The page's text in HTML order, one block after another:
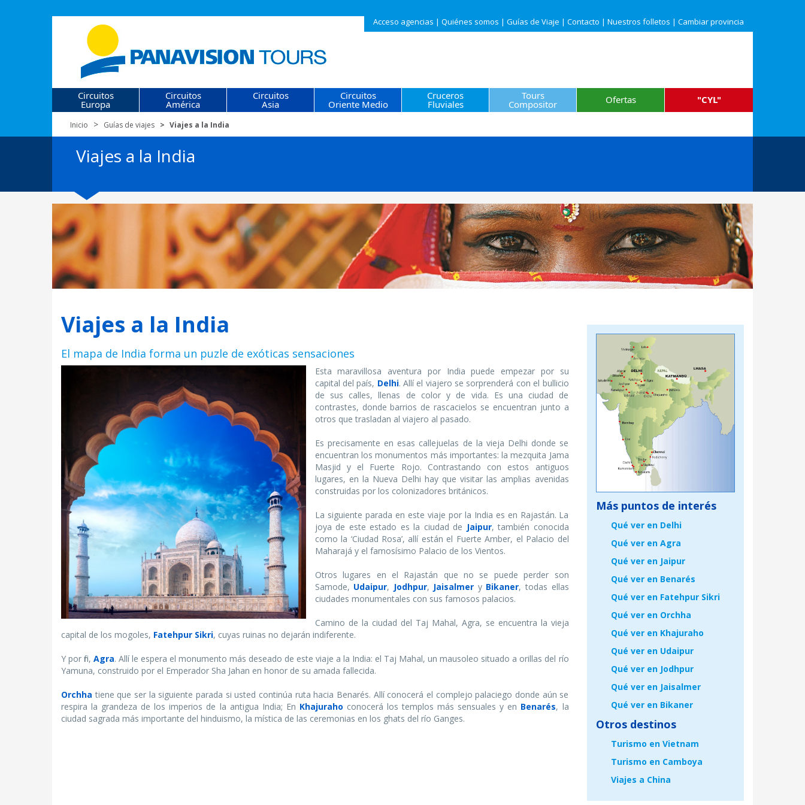
Acceso agencias | Quiénes somos | Guías de Viaje | Contacto | Nuestros folletos | Cambiar provincia
Circuitos
Europa
Circuitos
América
Circuitos
Asia
Circuitos
Oriente Medio
Cruceros
Fluviales
Tours
Compositor Ofertas "CYL"
Inicio Guías de viajes Viajes a la India
Viajes a la India
Viajes a la India
El mapa de India forma un puzle de exóticas sensaciones
Esta maravillosa aventura por India puede empezar por su
capital del país, Delhi. Allí el viajero se sorprenderá con el bullicio
de sus calles, llenas de color y de vida. Es una ciudad de
contrastes, donde barrios de rascacielos se encuentran junto a
otros que trasladan al viajero al pasado.
Es precisamente en esas callejuelas de la vieja Delhi donde se
encuentran los monumentos más importantes: la mezquita Jama
Masjid y el Fuerte Rojo. Contrastando con estos antiguos
lugares, en la Nueva Delhi hay que visitar las amplias avenidas
construidas por los colonizadores británicos.
La siguiente parada en este viaje por la India es en Rajastán. La
joya de este estado es la ciudad de Jaipur, también conocida
como la ‘Ciudad Rosa’, allí están el Fuerte Amber, el Palacio del
Maharajá y el famosísimo Palacio de los Vientos.
Otros lugares en el Rajastán que no se puede perder son
Samode, Udaipur, Jodhpur, Jaisalmer y Bikaner, todas ellas
ciudades monumentales con sus famosos palacios.
Camino de la ciudad del Taj Mahal, Agra, se encuentra la vieja
capital de los mogoles, Fatehpur Sikri, cuyas ruinas no dejarán indiferente.
Y por fin,Agra. Allí le espera el monumento más deseado de este viaje a la India: el Taj Mahal, un mausoleo situado a orillas del río
Yamuna, construido por el Emperador Sha Jahan en honor de su amada fallecida.
Orchha tiene que ser la siguiente parada si usted continúa ruta hacia Benarés. Allí conocerá el complejo palaciego donde aún se
respira la grandeza de los imperios de la antigua India; En Khajuraho conocerá los templos más sensuales y en Benarés, la
ciudad sagrada más importante del hinduismo, la mística de las ceremonias en los ghats del río Ganges.
Más puntos de interés
Qué ver en Delhi
Qué ver en Agra
Qué ver en Jaipur
Qué ver en Benarés
Qué ver en Fatehpur Sikri
Qué ver en Orchha
Qué ver en Khajuraho
Qué ver en Udaipur
Qué ver en Jodhpur
Qué ver en Jaisalmer
Qué ver en Bikaner
Otros destinos
Turismo en Vietnam
Turismo en Camboya
Viajes a China